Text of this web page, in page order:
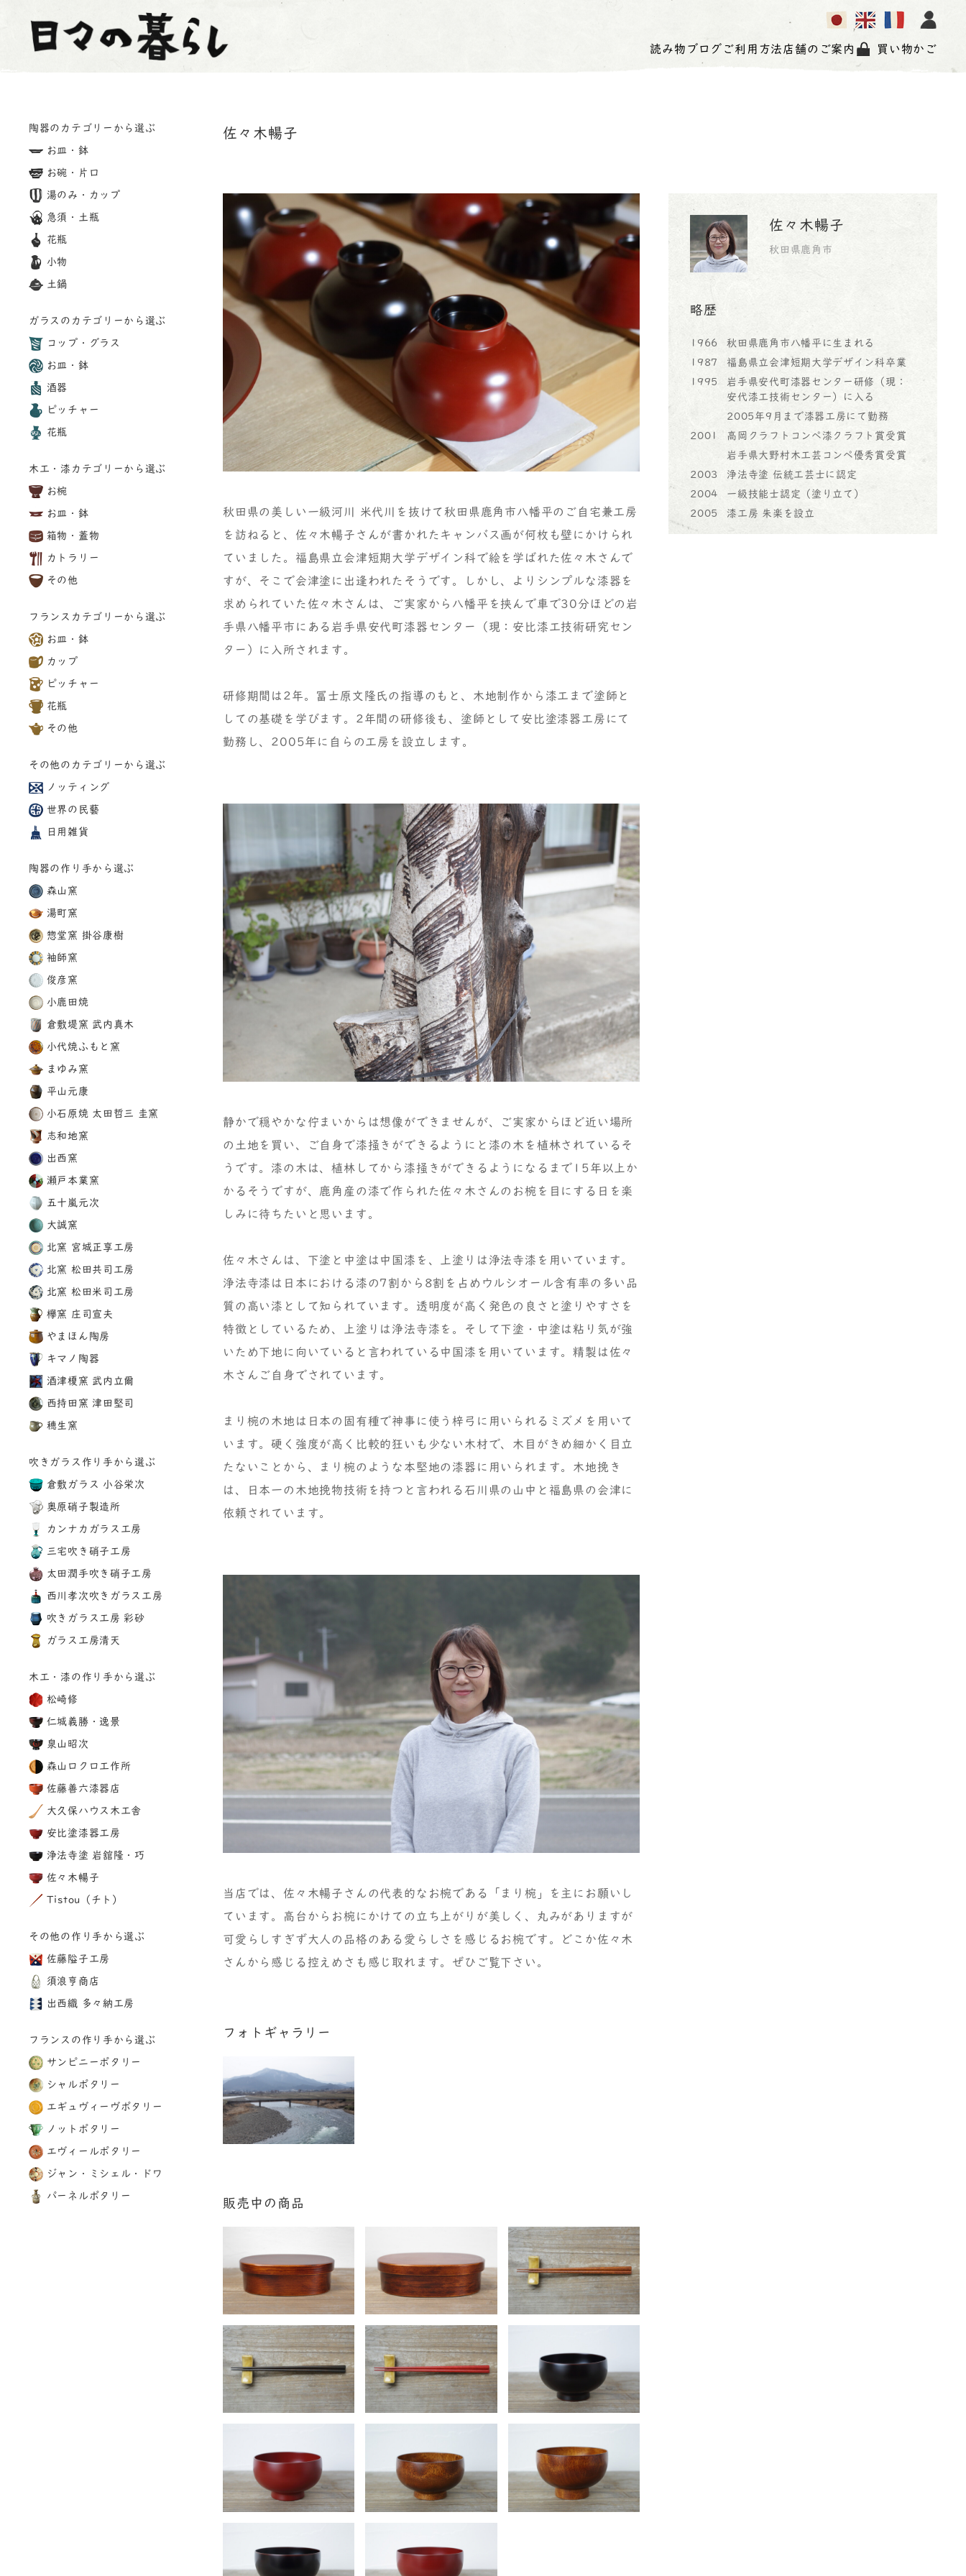
読み物 ブログ ご利用方法 店舗のご案内 買い物かご
陶器のカテゴリーから選ぶ
お皿・鉢
お碗・片口
湯のみ・カップ
急須・土瓶
花瓶
小物
土鍋
ガラスのカテゴリーから選ぶ
コップ・グラス
お皿・鉢
酒器
ピッチャー
花瓶
木工・漆カテゴリーから選ぶ
お椀
お皿・鉢
箱物・蓋物
カトラリー
その他
フランスカテゴリーから選ぶ
お皿・鉢
カップ
ピッチャー
花瓶
その他
その他のカテゴリーから選ぶ
ノッティング
世界の民藝
日用雑貨
陶器の作り手から選ぶ
森山窯
湯町窯
惣堂窯 掛谷康樹
袖師窯
俊彦窯
小鹿田焼
倉敷堤窯 武内真木
小代焼ふもと窯
まゆみ窯
平山元康
小石原焼 太田哲三 圭窯
志和地窯
出西窯
瀬戸本業窯
五十嵐元次
大誠窯
北窯 宮城正享工房
北窯 松田共司工房
北窯 松田米司工房
欅窯 庄司宣夫
やまほん陶房
キマノ陶器
酒津榎窯 武内立爾
西持田窯 津田堅司
穂生窯
吹きガラス作り手から選ぶ
倉敷ガラス 小谷栄次
奥原硝子製造所
カンナカガラス工房
三宅吹き硝子工房
太田潤手吹き硝子工房
西川孝次吹きガラス工房
吹きガラス工房 彩砂
ガラス工房清天
木工・漆の作り手から選ぶ
松崎修
仁城義勝・逸景
泉山昭次
森山ロクロ工作所
佐藤善六漆器店
大久保ハウス木工舎
安比塗漆器工房
浄法寺塗 岩舘隆・巧
佐々木暢子
Tistou（チト）
その他の作り手から選ぶ
佐藤隘子工房
須浪亨商店
出西織 多々納工房
フランスの作り手から選ぶ
サンピニーポタリー
シャルポタリー
エギュヴィーヴポタリー
ノットポタリー
エヴィールポタリー
ジャン・ミシェル・ドワ
パーネルポタリー
佐々木暢子
佐々木暢子
秋田県鹿角市
略歴
1966
秋田県鹿角市八幡平に生まれる
1987
福島県立会津短期大学デザイン科卒業
1995
岩手県安代町漆器センター研修（現：
安代漆工技術センター）に入る
2005年9月まで漆器工房にて勤務
2001
高岡クラフトコンペ漆クラフト賞受賞
岩手県大野村木工芸コンペ優秀賞受賞
2003
浄法寺塗 伝統工芸士に認定
2004
一級技能士認定（塗り立て）
2005
漆工房 朱楽を設立
秋田県の美しい一級河川 米代川を抜けて秋田県鹿角市八幡平のご自宅兼工房
を訪ねると、佐々木暢子さんが書かれたキャンバス画が何枚も壁にかけられ
ていました。福島県立会津短期大学デザイン科で絵を学ばれた佐々木さんで
すが、そこで会津塗に出逢われたそうです。しかし、よりシンプルな漆器を
求められていた佐々木さんは、ご実家から八幡平を挟んで車で30分ほどの岩
手県八幡平市にある岩手県安代町漆器センター（現：安比漆工技術研究セン
ター）に入所されます。
研修期間は2年。冨士原文隆氏の指導のもと、木地制作から漆工まで塗師と
しての基礎を学びます。2年間の研修後も、塗師として安比塗漆器工房にて
勤務し、2005年に自らの工房を設立します。
静かで穏やかな佇まいからは想像ができませんが、ご実家からほど近い場所
の土地を買い、ご自身で漆掻きができるようにと漆の木を植林されているそ
うです。漆の木は、植林してから漆掻きができるようになるまで15年以上か
かるそうですが、鹿角産の漆で作られた佐々木さんのお椀を目にする日を楽
しみに待ちたいと思います。
佐々木さんは、下塗と中塗は中国漆を、上塗りは浄法寺漆を用いています。
浄法寺漆は日本における漆の7割から8割を占めウルシオール含有率の多い品
質の高い漆として知られています。透明度が高く発色の良さと塗りやすさを
特徴としているため、上塗りは浄法寺漆を。そして下塗・中塗は粘り気が強
いため下地に向いていると言われている中国漆を用いています。精製は佐々
木さんご自身でされています。
まり椀の木地は日本の固有種で神事に使う梓弓に用いられるミズメを用いて
います。硬く強度が高く比較的狂いも少ない木材で、木目がきめ細かく目立
たないことから、まり椀のような本堅地の漆器に用いられます。木地挽き
は、日本一の木地挽物技術を持つと言われる石川県の山中と福島県の会津に
依頼されています。
当店では、佐々木暢子さんの代表的なお椀である「まり椀」を主にお願いし
ています。高台からお椀にかけての立ち上がりが美しく、丸みがありますが
可愛らしすぎず大人の品格のある愛らしさを感じるお椀です。どこか佐々木
さんから感じる控えめさも感じ取れます。ぜひご覧下さい。
フォトギャラリー
販売中の商品